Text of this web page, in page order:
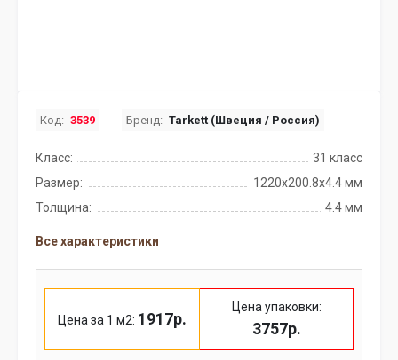
Код: 3539 Бренд: Tarkett (Швеция / Россия)
Класс:
31 класс
Размер:
1220x200.8х4.4 мм
Толщина:
4.4 мм
Все характеристики
Цена за 1 м2: 1917р.
Цена упаковки:
3757р.